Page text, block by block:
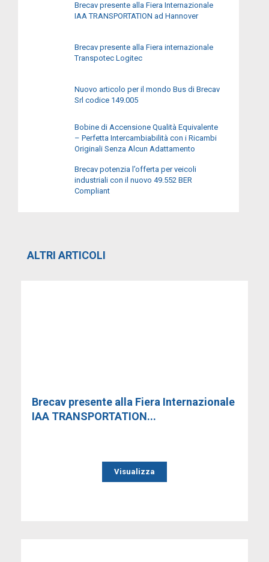
Brecav presente alla Fiera Internazionale
IAA TRANSPORTATION ad Hannover
Brecav presente alla Fiera internazionale
Transpotec Logitec
Nuovo articolo per il mondo Bus di Brecav
Srl codice 149.005
Bobine di Accensione Qualità Equivalente
– Perfetta Intercambiabilità con i Ricambi
Originali Senza Alcun Adattamento
Brecav potenzia l’offerta per veicoli
industriali con il nuovo 49.552 BER
Compliant
ALTRI ARTICOLI
Brecav presente alla Fiera Internazionale
IAA TRANSPORTATION...
Visualizza